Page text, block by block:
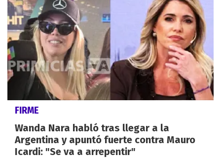
FIRME
Wanda Nara habló tras llegar a la
Argentina y apuntó fuerte contra Mauro
Icardi: "Se va a arrepentir"